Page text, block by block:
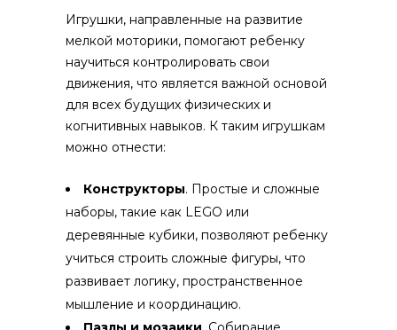
Игрушки, направленные на развитие
мелкой моторики, помогают ребенку
научиться контролировать свои
движения, что является важной основой
для всех будущих физических и
когнитивных навыков. К таким игрушкам
можно отнести:
Конструкторы. Простые и сложные
наборы, такие как LEGO или
деревянные кубики, позволяют ребенку
учиться строить сложные фигуры, что
развивает логику, пространственное
мышление и координацию.